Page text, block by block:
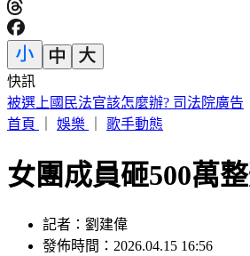
快訊
被選上國民法官該怎麼辦? 司法院廣告
首頁
娛樂 歌手動態
女團成員砸500萬
記者：劉建偉
發佈時間：2026.04.15 16:56